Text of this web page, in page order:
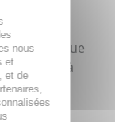
sujettes à
de
nous
et
et de